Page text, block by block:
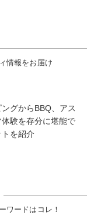
情報をお届け
グからBBQ、アス
験を存分に堪能で
を紹介
ワードはコレ！